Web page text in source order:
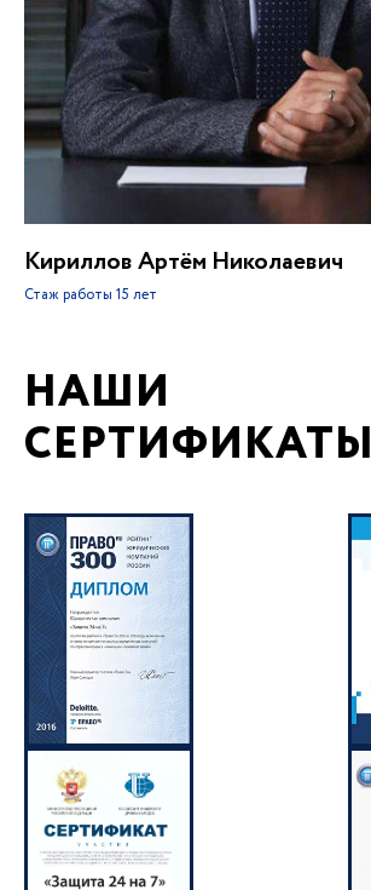
Кириллов Артём Николаевич
Стаж работы 15 лет
НАШИ
СЕРТИФИКАТЫ